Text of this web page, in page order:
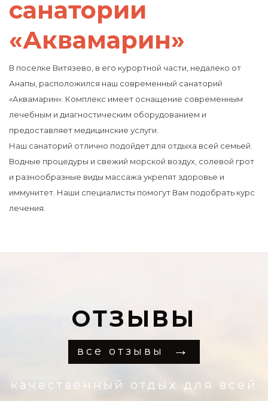
санатории
«Аквамарин»
В поселке Витязево, в его курортной части, недалеко от
Анапы, расположился наш современный санаторий
«Аквамарин». Комплекс имеет оснащение современным
лечебным и диагностическим оборудованием и
предоставляет медицинские услуги.
Наш санаторий отлично подойдет для отдыха всей семьей.
Водные процедуры и свежий морской воздух, солевой грот
и разнообразные виды массажа укрепят здоровье и
иммунитет. Наши специалисты помогут Вам подобрать курс
лечения.
ОТЗЫВЫ
все отзывы
качественный отдых для всей